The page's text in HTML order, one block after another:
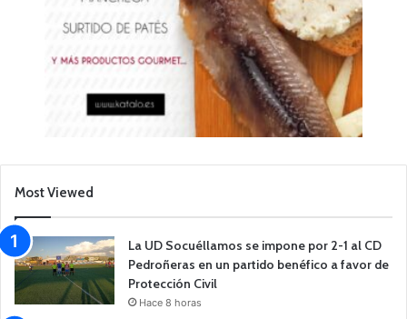
Most Viewed
La UD Socuéllamos se impone por 2-1 al CD
Pedroñeras en un partido benéfico a favor de
Protección Civil
Hace 8 horas